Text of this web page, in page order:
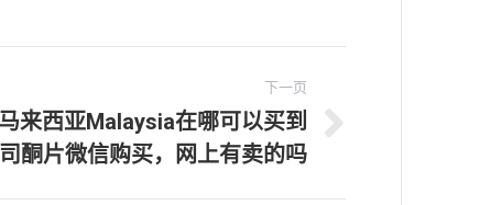
下一页
来西亚Malaysia在哪可以买到
酮片微信购买，网上有卖的吗